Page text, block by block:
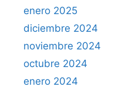
enero 2025
diciembre 2024
noviembre 2024
octubre 2024
enero 2024